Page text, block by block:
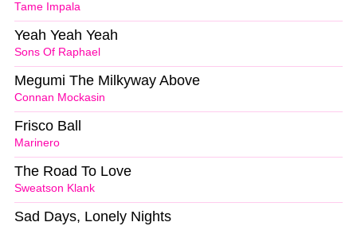
Tame Impala
Sons Of Raphael
Yeah Yeah Yeah
Connan Mockasin
Megumi The Milkyway Above
Marinero
Frisco Ball
Sweatson Klank
The Road To Love
Sad Days, Lonely Nights